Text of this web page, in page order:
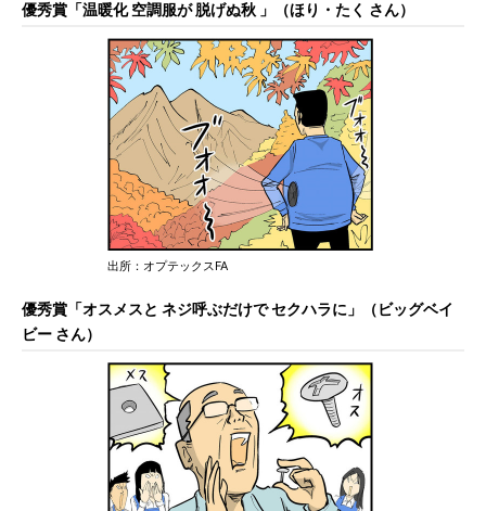
優秀賞「温暖化 空調服が 脱げぬ秋 」（ほり・たく さん）
出所：オプテックスFA
優秀賞「オスメスと ネジ呼ぶだけで セクハラに」（ビッグベイ
ビー さん）